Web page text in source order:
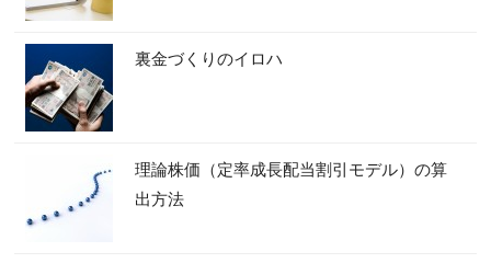
裏金づくりのイロハ
理論株価（定率成長配当割引モデル）の算
出方法